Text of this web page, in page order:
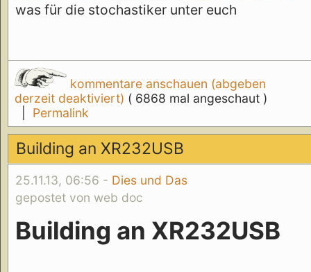
was für die stochastiker unter euch
kommentare anschauen (abgeben
derzeit deaktiviert) ( 6868 mal angeschaut )
Permalink
Building an XR232USB
25.11.13, 06:56 - Dies und Das
gepostet von web doc
Building an XR232USB